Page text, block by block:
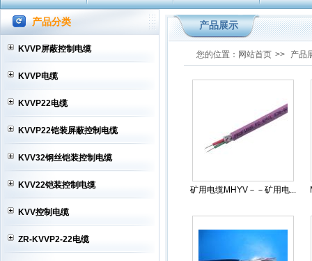
产品分类
KVVP屏蔽控制电缆
KVVP电缆
KVVP22电缆
KVVP22铠装屏蔽控制电缆
KVV32钢丝铠装控制电缆
KVV22铠装控制电缆
KVV控制电缆
ZR-KVVP2-22电缆
产品展示
您的位置： 网站首页 >> 产品
矿用电缆MHYV－－矿用电...